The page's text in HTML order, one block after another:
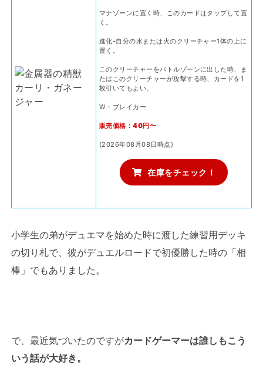
マナゾーンに置く時、このカードはタップして置
く。
進化-自分の水または火のクリーチャー1体の上に
置く。
このクリーチャーをバトルゾーンに出した時、ま
たはこのクリーチャーが攻撃する時、カードを1
枚引いてもよい。
W・ブレイカー
販売価格：40円〜
(2026年08月08日時点)
在庫をチェック！
小学生の弟がデュエマを始めた時に渡した練習用デッキ
の切り札で、彼がデュエルロードで初優勝した時の「相
棒」でもありました。
で、最近気づいたのですがカードゲーマーは誰しもこう
いう話が大好き。